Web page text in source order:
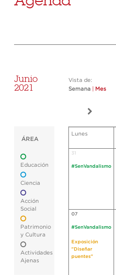
Junio
2021
Vista de:
Semana
Mes
ÁREA
Educación
Ciencia
Acción
Social
Patrimonio
y Cultura
Actividades
Ajenas
Lunes
31
#SenVandalismo
07
#SenVandalismo
Exposición
"Diseñar
puentes"